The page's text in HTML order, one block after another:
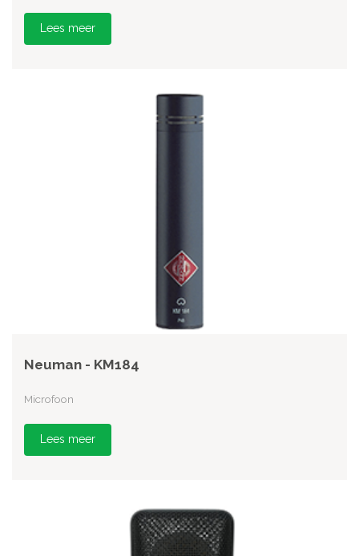
Lees meer
Neuman - KM184
Microfoon
Lees meer